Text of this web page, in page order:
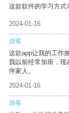
这款软件的学习方式
2024-01-16
游客
这款app让我的工作
我以前经常加班，现
伴家人。
2024-01-16
游客